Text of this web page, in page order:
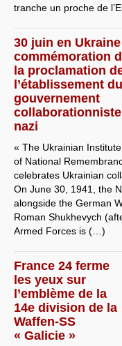
tranche un proche de
30 juin en
commémoration
la proclamation
l’établissement du
gouvernement
collaborationniste
nazi
« The Ukrainian Institute
of National
celebrates Ukrainian
On June 30, 1941, the
alongside the German
Roman Shukhevych
Armed Forces is (…)
France 24 ferme
les yeux sur
l’emblème de la
14e division de la
Waffen-SS
« Galicie »